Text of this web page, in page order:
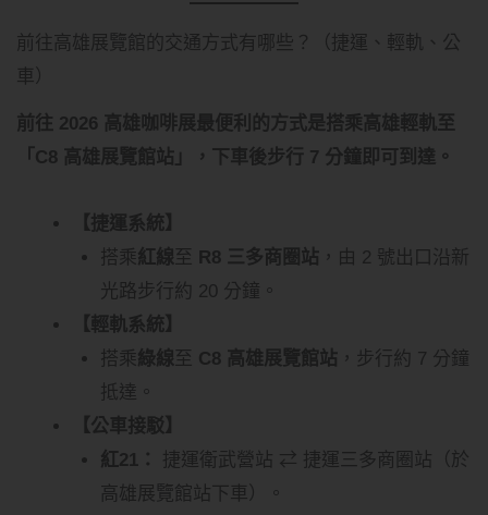
前往高雄展覽館的交通方式有哪些？（捷運、輕軌、公
車）
前往 2026 高雄咖啡展最便利的方式是搭乘高雄輕軌至
「C8 高雄展覽館站」，下車後步行 7 分鐘即可到達。
【捷運系統】
搭乘紅線 至 R8 三多商圈站，由 2 號出口沿新
光路步行約 20 分鐘。
【輕軌系統】
搭乘綠線 至 C8 高雄展覽館站，步行約 7 分鐘
抵達。
【公車接駁】
紅21：
捷運衛武營站 ⇄ 捷運三多商圈站（於
高雄展覽館站下車）。